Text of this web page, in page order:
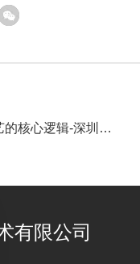
一次讲透二次回流工艺的核心逻辑-深圳福英达
有限公司